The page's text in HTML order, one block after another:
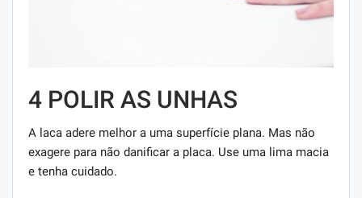
4 POLIR AS UNHAS
A laca adere melhor a uma superfície plana. Mas não
exagere para não danificar a placa. Use uma lima macia
e tenha cuidado.